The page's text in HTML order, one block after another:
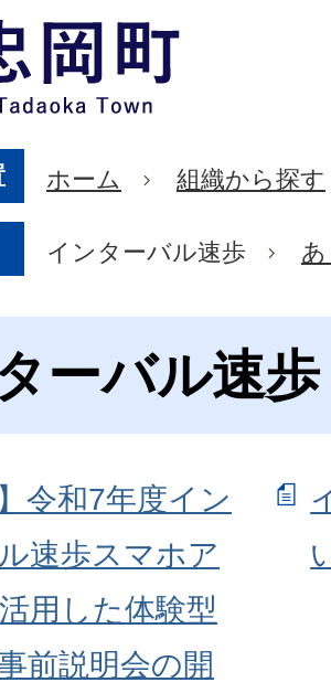
ホーム 組織から探す
インターバル速歩
ーバル速歩
令和7年度イン
速歩スマホア
用した体験型
前説明会の開